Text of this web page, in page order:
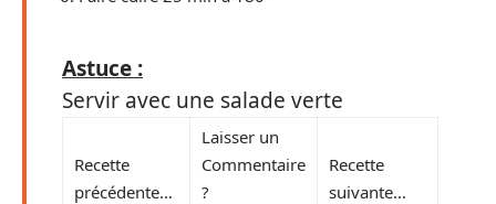
Astuce :
Servir avec une salade verte
Recette
précédente…
Laisser un
Commentaire
?
Recette
suivante…